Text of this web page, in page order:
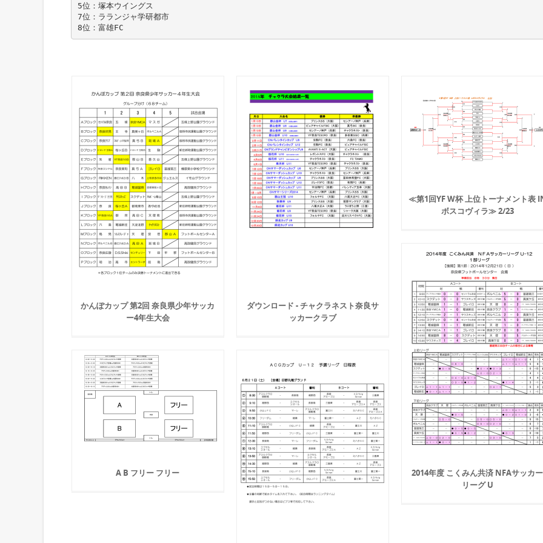
5位：塚本ウイングス
7位：ラランジャ学研都市
かんぽカップ 第2回 奈良県少年サッカ
ー4年生大会
ダウンロード - チャクラネスト奈良サ
ッカークラブ
≪第1回YF W杯 上位トーナメント表
ボスコヴィラ≫ 2/23
2014年度 こくみん共済 NFAサッカー
リーグ U
A B フリー フリー